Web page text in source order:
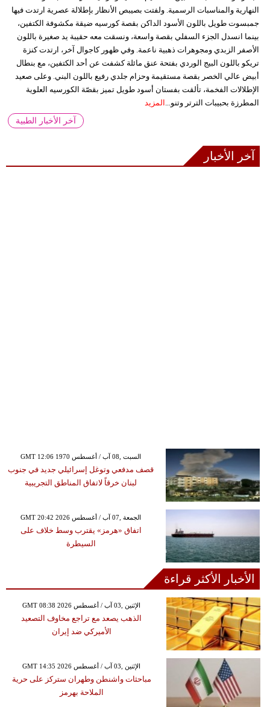
النهارية والمناسبات الرسمية. ولفتت بصيبص الأنظار بإطلالة عصرية ارتدت فيها
جمبسوت طويل باللون الأسود الداكن بقصة كورسيه ضيقة مكشوفة الكتفين،
بينما انسدل الجزء السفلي بقصة واسعة، ونسقت معه حقيبة يد صغيرة باللون
الأصفر الزبدي ومجوهرات ذهبية ناعمة. وفي ظهور كاجوال آخر، ارتدت كنزة
تريكو باللون البيج الوردي بفتحة عنق مائلة كشفت عن أحد الكتفين، مع بنطال
أبيض عالي الخصر بقصة مستقيمة وحزام جلدي رفيع باللون البني. وعلى صعيد
الإطلالات الفخمة، تألقت بفستان أسود طويل تميز بقصّة الكورسيه العلوية
المطرزة بحبيبات الترتر وتنو... المزيد
آخر الأخبار الطبية
آخر الأخبار
GMT 12:06 1970 السبت ,08 آب / أغسطس
قصف مدفعي وتوغل إسرائيلي جديد في جنوب
لبنان خرقاً لاتفاق المناطق التجريبية
GMT 20:42 2026 الجمعة ,07 آب / أغسطس
اتفاق «هرمز» يقترب وسط خلاف على
السيطرة
الأخبار الأكثر قراءة
GMT 08:38 2026 الإثنين ,03 آب / أغسطس
الذهب يصعد مع تراجع مخاوف التصعيد
الأميركي ضد إيران
GMT 14:35 2026 الإثنين ,03 آب / أغسطس
مباحثات واشنطن وطهران ستركز على حرية
الملاحة بهرمز